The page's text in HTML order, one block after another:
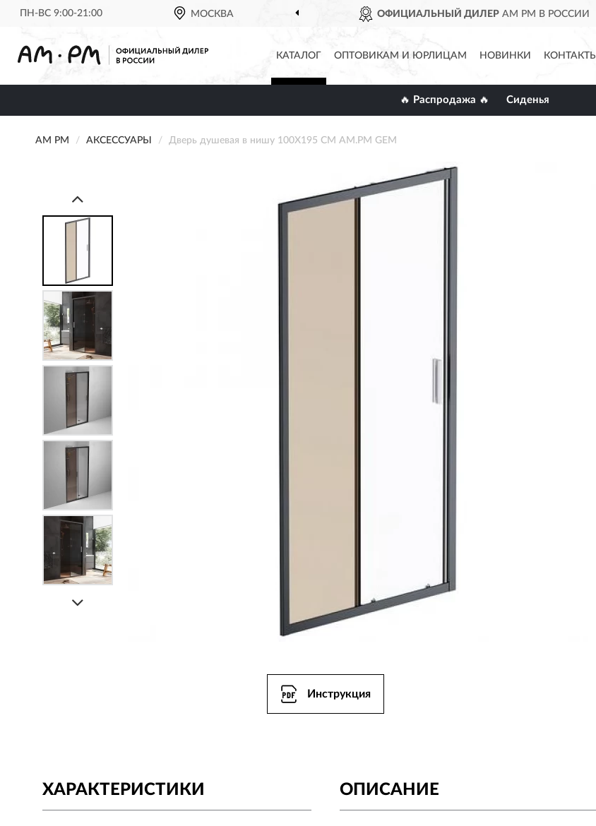
ПН-ВС 9:00-21:00 МОСКВА ОФИЦИАЛЬНЫЙ ДИЛЕР AM PM В РОССИИ
КАТАЛОГ ОПТОВИКАМ И ЮРЛИЦАМ НОВИНКИ КОНТАКТЫ
🔥 Распродажа 🔥 Сиденья
AM PM АКСЕССУАРЫ Дверь душевая в нишу 100X195 СМ AM.PM GEM
Инструкция
ХАРАКТЕРИСТИКИ ОПИСАНИЕ